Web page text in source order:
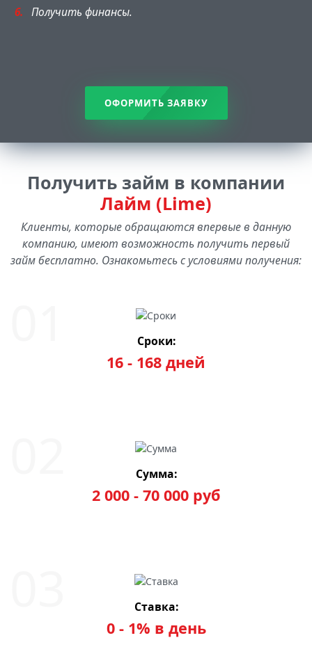
Получить финансы.
ОФОРМИТЬ ЗАЯВКУ
Получить займ в компании
Лайм (Lime)
Клиенты, которые обращаются впервые в данную
компанию, имеют возможность получить первый
займ бесплатно. Ознакомьтесь с условиями получения:
Сроки:
16 - 168 дней
Сумма:
2 000 - 70 000 руб
Ставка:
0 - 1% в день